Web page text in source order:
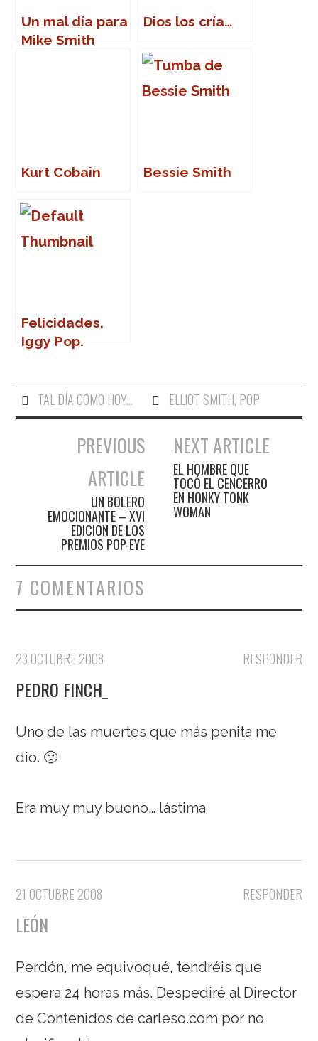
Un mal día para
Mike Smith
Dios los cría…
Kurt Cobain Bessie Smith
Felicidades,
Iggy Pop.
Robert Smith
TAL DÍA COMO HOY... ELLIOT SMITH, POP
Navegación de entradas
PREVIOUS
ARTICLE
UN BOLERO
EMOCIONANTE – XVI
EDICIÓN DE LOS
PREMIOS POP-EYE
NEXT ARTICLE
EL HOMBRE QUE
TOCÓ EL CENCERRO
EN HONKY TONK
WOMAN
7 COMENTARIOS
RESPONDER
23 OCTUBRE 2008
PEDRO FINCH_
Uno de las muertes que más penita me
dio. 🙁
Era muy muy bueno… lástima
RESPONDER
21 OCTUBRE 2008
LEÓN
Perdón, me equivoqué, tendréis que
espera 24 horas más. Despediré al Director
de Contenidos de carleso.com por no